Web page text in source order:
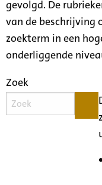
gevolgd. De
van de beschrijving
zoekterm in een
onderliggende
Zoek